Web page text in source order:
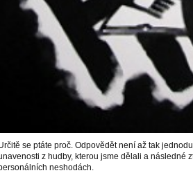
se ptáte proč. Odpovědět není až tak
z hudby, kterou jsme dělali a následné
neshodách.